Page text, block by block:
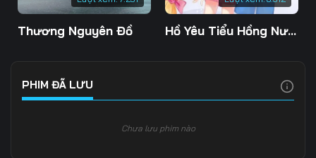
Tập 124 Tập 125 Tập 126
Tập 137
Thương Nguyên Đồ Hồ Yêu Tiểu Hồng Nương
PHIM ĐÃ LƯU
Chưa lưu phim nào